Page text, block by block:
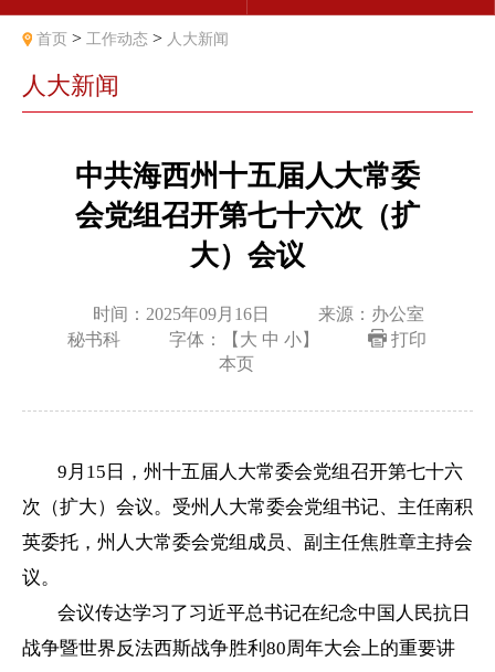
首页 > 工作动态 > 人大新闻
人大新闻
中共海西州十五届人大常委
会党组召开第七十六次（扩
大）会议
时间：2025年09月16日
来源：办公室
秘书科
字体：【 大 中 小】
打印
本页
9月15日，州十五届人大常委会党组召开第七十六
次（扩大）会议。受州人大常委会党组书记、主任南积
英委托，州人大常委会党组成员、副主任焦胜章主持会
议。
会议传达学习了习近平总书记在纪念中国人民抗日
战争暨世界反法西斯战争胜利80周年大会上的重要讲